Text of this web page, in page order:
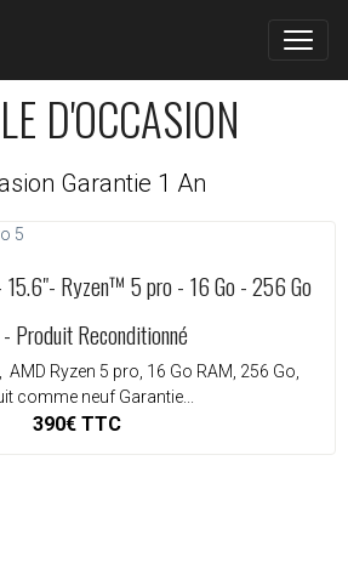
D'OCCASION
Garantie 1 An
15.6"- Ryzen™ 5 pro - 16 Go - 256 Go
Produit Reconditionné
Ryzen 5 pro, 16 Go RAM, 256 Go,
comme neuf Garantie...
390€ TTC